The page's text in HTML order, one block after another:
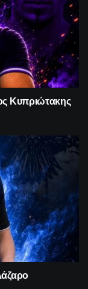
Κυπριώτακης